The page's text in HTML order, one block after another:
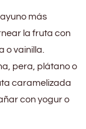
más
la fruta con
o vainilla.
pera, plátano o
caramelizada
con yogur o